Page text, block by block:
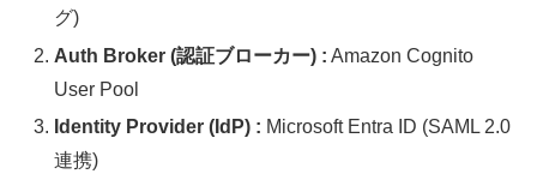
グ)
Auth Broker (認証ブローカー) : Amazon Cognito
User Pool
Identity Provider (IdP) : Microsoft Entra ID (SAML 2.0
連携)